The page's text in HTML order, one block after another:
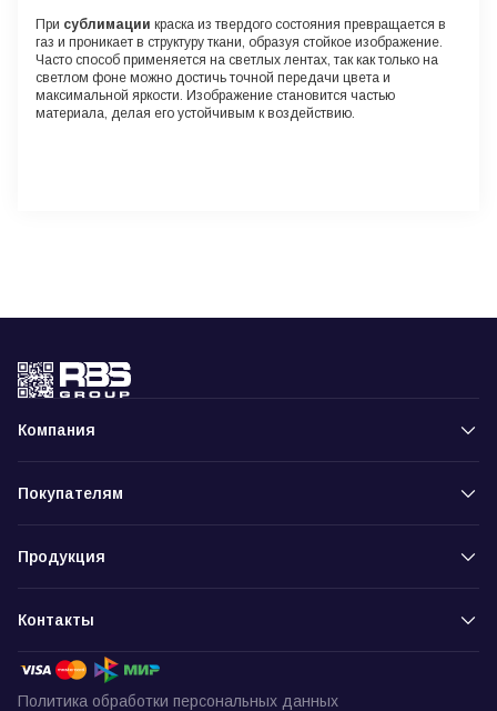
При сублимации краска из твердого состояния превращается в
газ и проникает в структуру ткани, образуя стойкое изображение.
Часто способ применяется на светлых лентах, так как только на
светлом фоне можно достичь точной передачи цвета и
максимальной яркости. Изображение становится частью
материала, делая его устойчивым к воздействию.
Компания
Покупателям
Продукция
Контакты
Политика обработки персональных данных